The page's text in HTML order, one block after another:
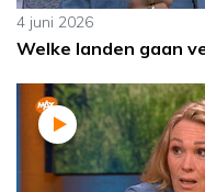
4 juni 2026
Welke landen gaan